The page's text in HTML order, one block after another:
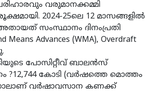
വരുമാനക്കമ്മി
2024-25ലെ 12 മാസങ്ങളില്‍
സംസ്ഥാനം ദിനംപ്രതി
Advances (WMA), Overdraft
പോസിറ്റീവ് ബാലന്‍സ്
?12,744 കോടി (വര്‍ഷത്തെ മൊത്തം
വര്‍ഷാവസാന കണക്ക്